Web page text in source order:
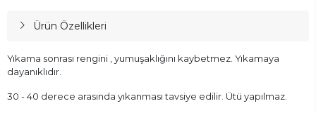
Ürün Özellikleri
Yıkama sonrası rengini , yumuşaklığını kaybetmez. Yıkamaya
dayanıklıdır.
30 - 40 derece arasında yıkanması tavsiye edilir. Ütü yapılmaz.